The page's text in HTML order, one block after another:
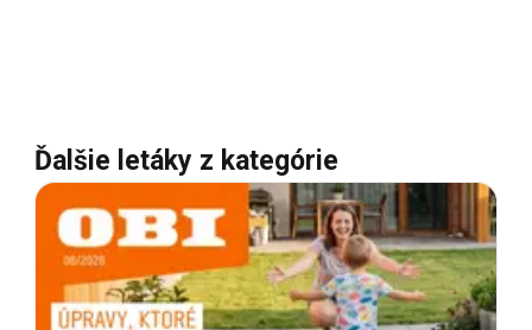
Ďalšie letáky z kategórie